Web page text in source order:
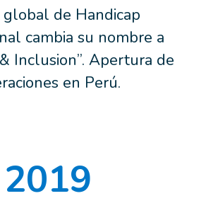
global de Handicap
cambia su nombre a
Inclusion”. Apertura de
en Perú.
2019